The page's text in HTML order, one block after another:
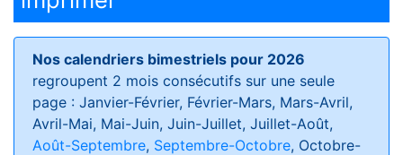
Nos calendriers bimestriels pour 2026
regroupent 2 mois consécutifs sur une seule
page : Janvier-Février, Février-Mars, Mars-Avril,
Avril-Mai, Mai-Juin, Juin-Juillet, Juillet-Août,
Août-Septembre, Septembre-Octobre, Octobre-